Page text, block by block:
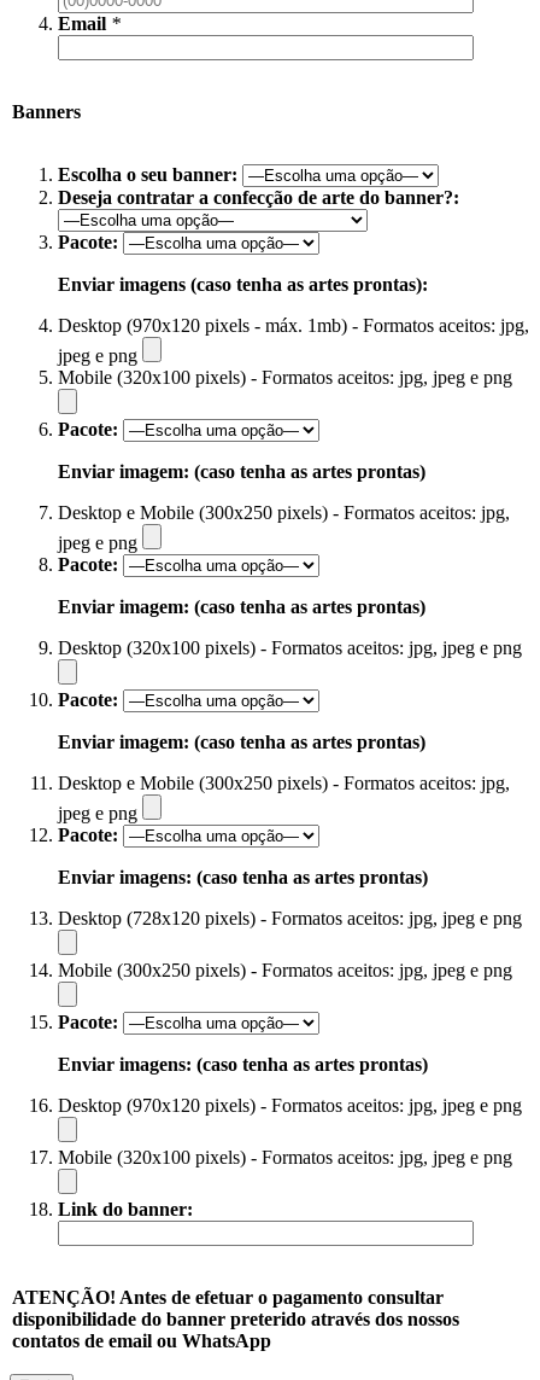
Email *
Banners
Escolha o seu banner:
Deseja contratar a confecção de arte do banner?:
Pacote:
Enviar imagens (caso tenha as artes prontas):
Desktop (970x120 pixels - máx. 1mb) - Formatos aceitos: jpg,
jpeg e png
Mobile (320x100 pixels) - Formatos aceitos: jpg, jpeg e png
Pacote:
Enviar imagem: (caso tenha as artes prontas)
Desktop e Mobile (300x250 pixels) - Formatos aceitos: jpg,
jpeg e png
Pacote:
Enviar imagem: (caso tenha as artes prontas)
Desktop (320x100 pixels) - Formatos aceitos: jpg, jpeg e png
Pacote:
Enviar imagem: (caso tenha as artes prontas)
Desktop e Mobile (300x250 pixels) - Formatos aceitos: jpg,
jpeg e png
Pacote:
Enviar imagens: (caso tenha as artes prontas)
Desktop (728x120 pixels) - Formatos aceitos: jpg, jpeg e png
Mobile (300x250 pixels) - Formatos aceitos: jpg, jpeg e png
Pacote:
Enviar imagens: (caso tenha as artes prontas)
Desktop (970x120 pixels) - Formatos aceitos: jpg, jpeg e png
Mobile (320x100 pixels) - Formatos aceitos: jpg, jpeg e png
Link do banner:
ATENÇÃO! Antes de efetuar o pagamento consultar
disponibilidade do banner preterido através dos nossos
contatos de email ou WhatsApp